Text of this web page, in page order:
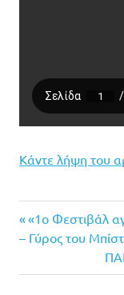
Κάντε λήψη του
Previous
Post:
«1ο Φεστιβάλ
– Γύρος του